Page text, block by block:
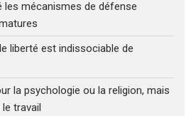
les mécanismes de défense
liberté est indissociable de
la psychologie ou la religion, mais
travail